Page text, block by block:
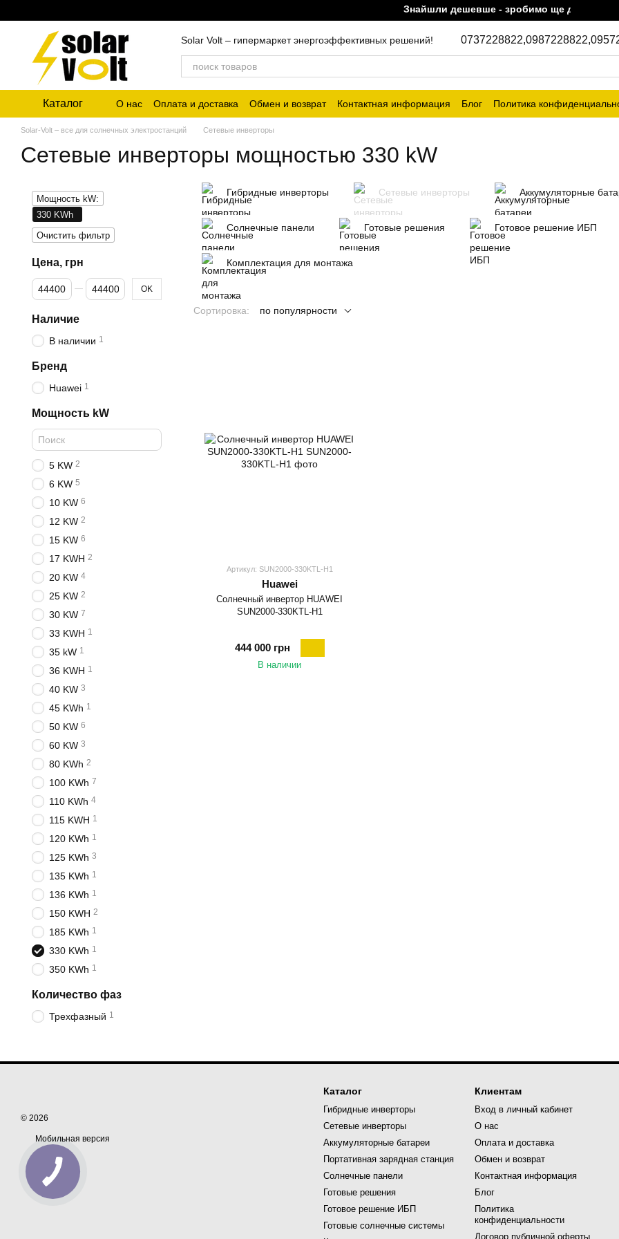
Знайшли дешевше - зробимо ще дешевше!
Solar Volt – гипермаркет энергоэффективных решений! 0737228822,0987228822,
Каталог О нас Оплата и доставка Обмен и возврат Контактная информация Блог Политика
Solar-Volt – все для солнечных электростанций Сетевые инверторы
Сетевые инверторы мощностью 330 kW
Гибридные инверторы Сетевые инверторы Аккумуляторные
Солнечные панели Готовые решения Готовое решение ИБП
Комплектация для монтажа
Сортировка: по популярности
Артикул: SUN2000-330KTL-H1
Huawei
Солнечный инвертор HUAWEI
SUN2000-330KTL-H1
444 000 грн
В наличии
Мощность kW:
330 KWh
Очистить фильтр
Цена, грн
От Цена, грн
До Цена, грн OK
Наличие
В наличии 1
Бренд
Huawei 1
Мощность kW
5 KW 2
6 KW 5
10 KW 6
12 KW 2
15 KW 6
17 KWH 2
20 KW 4
25 KW 2
30 KW 7
33 KWH 1
35 kW 1
36 KWH 1
40 KW 3
45 KWh 1
50 KW 6
60 KW 3
80 KWh 2
100 KWh 7
110 KWh 4
115 KWH 1
120 KWh 1
125 KWh 3
135 KWh 1
136 KWh 1
150 KWH 2
185 KWh 1
330 KWh 1
350 KWh 1
Количество фаз
Трехфазный 1
© 2026
Мобильная версия
Каталог
Гибридные инверторы
Сетевые инверторы
Аккумуляторные батареи
Портативная зарядная станция
Солнечные панели
Готовые решения
Готовое решение ИБП
Готовые солнечные системы
Клиентам
Вход в личный кабинет
О нас
Оплата и доставка
Обмен и возврат
Контактная информация
Блог
Политика
конфиденциальности
Договор публичной оферты